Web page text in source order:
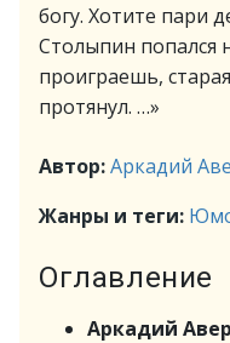
богу. Хотите пари
Столыпин попался
проиграешь,
протянул. …»
Автор:Аркадий
Жанры и теги:
Оглавление
Аркадий